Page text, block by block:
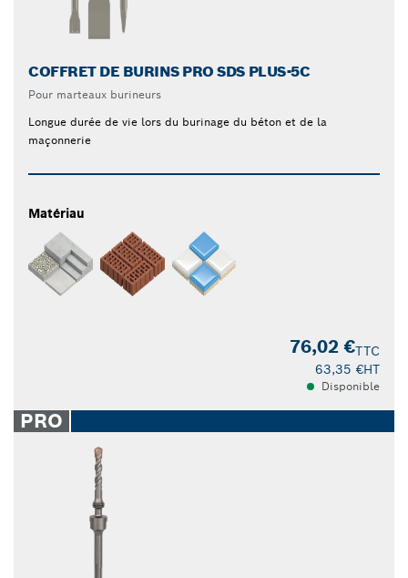
COFFRET DE BURINS PRO SDS PLUS-5C
Pour marteaux burineurs
Longue durée de vie lors du burinage du béton et de la
maçonnerie
Matériau
76,02 €TTC
63,35 €HT
Disponible
PRO